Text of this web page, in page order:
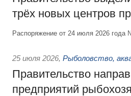
трёх новых центров
Распоряжение от 24 июля 2026 года
25 июля 2026, Рыболовство,
Правительство
предприятий